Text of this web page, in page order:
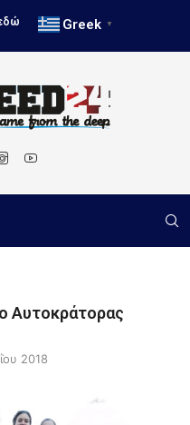
Greek ▼
Αυτοκράτορας
2018